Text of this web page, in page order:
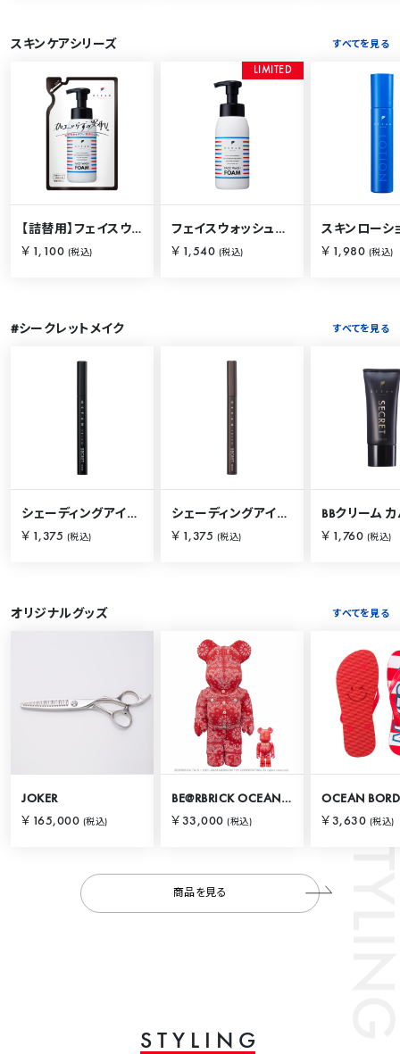
スキンケアシリーズ すべてを見る
【詰替用】フェイスウォッシュフォーム 230ml
￥1,100 (税込)
L M TE D
フェイスウォッシュフォーム 250ml
￥1,540 (税込) ￥1,980 (税込)
#シークレットメイク すべてを見る
シェーディングアイライナー ブラック
￥1,375 (税込)
シェーディングアイライナー ブラウン
￥1,375 (税込) ￥1,760 (税込)
オリジナルグッズ すべてを見る
JOKER
￥165,000 (税込)
BE@RBRICK OCEAN TOKYO 100％ & 400％
￥33,000 (税込) ￥3,630 (税込)
商品を見る
S T Y L N G STYLING